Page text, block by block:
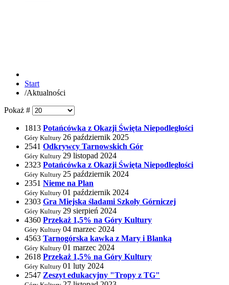
Start
/Aktualności
Pokaż #
1813 Potańcówka z Okazji Święta Niepodległości
Góry Kultury 26 październik 2025
2541 Odkrywcy Tarnowskich Gór
Góry Kultury 29 listopad 2024
2323 Potańcówka z Okazji Święta Niepodległości
Góry Kultury 25 październik 2024
2351 Nieme na Plan
Góry Kultury 01 październik 2024
2303 Gra Miejska śladami Szkoły Górniczej
Góry Kultury 29 sierpień 2024
4360 Przekaż 1,5% na Góry Kultury
Góry Kultury 04 marzec 2024
4563 Tarnogórska kawka z Mary i Blanką
Góry Kultury 01 marzec 2024
2618 Przekaż 1,5% na Góry Kultury
Góry Kultury 01 luty 2024
2547 Zeszyt edukacyjny "Tropy z TG"